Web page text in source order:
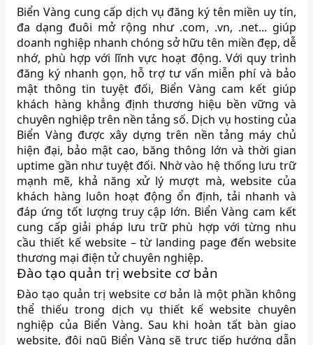
Biển Vàng cung cấp dịch vụ đăng ký tên miền uy tín,
đa dạng đuôi mở rộng như .com, .vn, .net... giúp
doanh nghiệp nhanh chóng sở hữu tên miền đẹp, dễ
nhớ, phù hợp với lĩnh vực hoạt động. Với quy trình
đăng ký nhanh gọn, hỗ trợ tư vấn miễn phí và bảo
mật thông tin tuyệt đối, Biển Vàng cam kết giúp
khách hàng khẳng định thương hiệu bền vững và
chuyên nghiệp trên nền tảng số. Dịch vụ hosting của
Biển Vàng được xây dựng trên nền tảng máy chủ
hiện đại, bảo mật cao, băng thông lớn và thời gian
uptime gần như tuyệt đối. Nhờ vào hệ thống lưu trữ
mạnh mẽ, khả năng xử lý mượt mà, website của
khách hàng luôn hoạt động ổn định, tải nhanh và
đáp ứng tốt lượng truy cập lớn. Biển Vàng cam kết
cung cấp giải pháp lưu trữ phù hợp với từng nhu
cầu thiết kế website – từ landing page đến website
thương mại điện tử chuyên nghiệp.
Đào tạo quản trị website cơ bản
Đào tạo quản trị website cơ bản là một phần không
thể thiếu trong dịch vụ thiết kế website chuyên
nghiệp của Biển Vàng. Sau khi hoàn tất bàn giao
website, đội ngũ Biển Vàng sẽ trực tiếp hướng dẫn